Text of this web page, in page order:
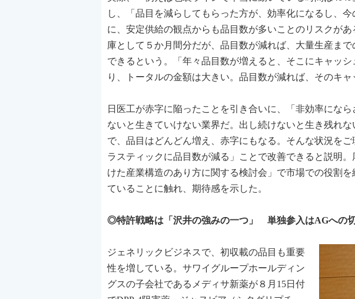
し、「品目を減らしてもらった方が、効率化になるし、
に、安定供給の観点からも品目数が多いことのリスクが
庫として５か月間分だが、品目数が減れば、大量生産ま
できるという。「年々品目数が増えると、そこにキャッ
り、トータルの金額は大きい。品目数が減れば、そのキ
日医工が赤字に陥ったことを引き合いに、「非効率にな
ないと生きていけない業界だ。出し続けないと生き残れ
で、品目はどんどん増え、赤字にもなる。そんな状況を
ラスティックに品目数が減る」ことで改善できると説明
けた産業構造のあり方に関する検討会」で市場での役割
ていることに触れ、期待感を示した。
◎特許戦略は「沢井の強みの一つ」 単独参入はAGへの
ジェネリックビジネスで、初収載の品目も重要
性を増している。サワイグループホールディン
グスの子会社であるメディサ新薬が８月15日付